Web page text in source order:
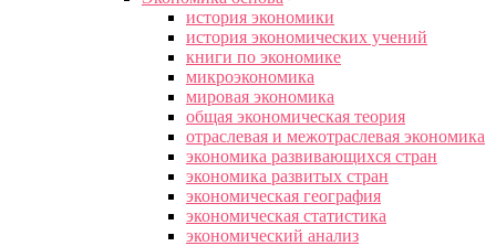
история экономики
история экономических учений
книги по экономике
микроэкономика
мировая экономика
общая экономическая теория
отраслевая и межотраслевая экономика
экономика развивающихся стран
экономика развитых стран
экономическая география
экономическая статистика
экономический анализ